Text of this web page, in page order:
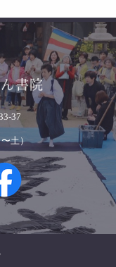
37
土）